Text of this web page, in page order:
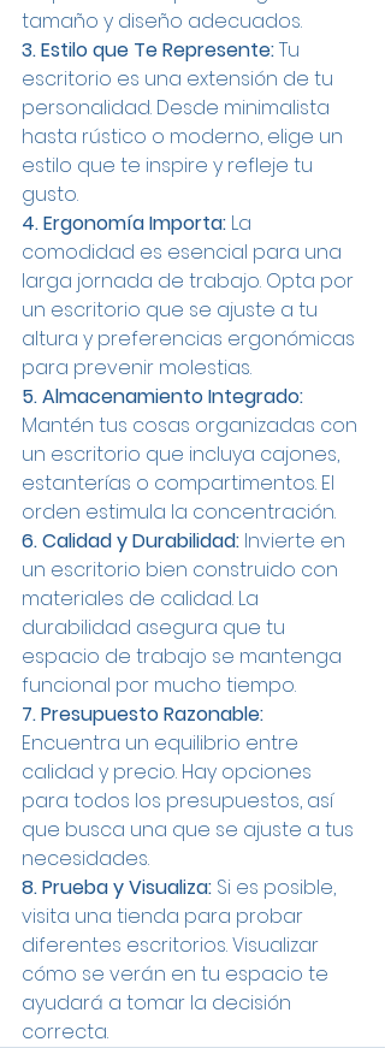
tamaño y diseño adecuados.
3. Estilo que Te Represente: Tu
escritorio es una extensión de tu
personalidad. Desde minimalista
hasta rústico o moderno, elige un
estilo que te inspire y refleje tu
gusto.
4. Ergonomía Importa: La
comodidad es esencial para una
larga jornada de trabajo. Opta por
un escritorio que se ajuste a tu
altura y preferencias ergonómicas
para prevenir molestias.
5. Almacenamiento Integrado:
Mantén tus cosas organizadas con
un escritorio que incluya cajones,
estanterías o compartimentos. El
orden estimula la concentración.
6. Calidad y Durabilidad: Invierte en
un escritorio bien construido con
materiales de calidad. La
durabilidad asegura que tu
espacio de trabajo se mantenga
funcional por mucho tiempo.
7. Presupuesto Razonable:
Encuentra un equilibrio entre
calidad y precio. Hay opciones
para todos los presupuestos, así
que busca una que se ajuste a tus
necesidades.
8. Prueba y Visualiza: Si es posible,
visita una tienda para probar
diferentes escritorios. Visualizar
cómo se verán en tu espacio te
ayudará a tomar la decisión
correcta.